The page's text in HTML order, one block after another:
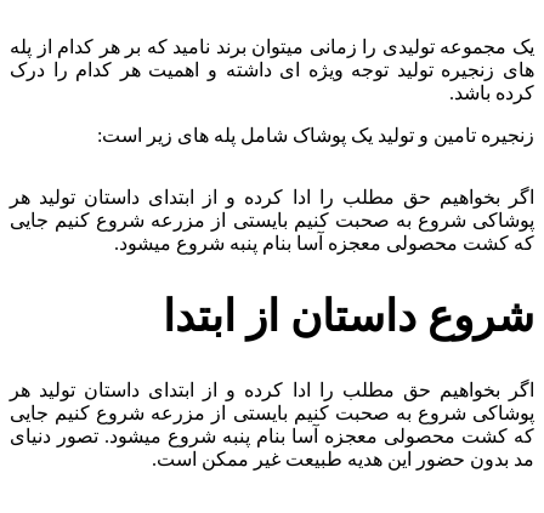
یک مجموعه تولیدی را زمانی میتوان برند نامید که بر هر کدام از پله
های زنجیره تولید توجه ویژه ای داشته و اهمیت هر کدام را درک
کرده باشد.
زنجیره تامین و تولید یک پوشاک شامل پله های زیر است:
اگر بخواهیم حق مطلب را ادا کرده و از ابتدای داستان تولید هر
پوشاکی شروع به صحبت کنیم بایستی از مزرعه شروع کنیم جایی
که کشت محصولی معجزه آسا بنام پنبه شروع میشود.
شروع داستان از ابتدا
اگر بخواهیم حق مطلب را ادا کرده و از ابتدای داستان تولید هر
پوشاکی شروع به صحبت کنیم بایستی از مزرعه شروع کنیم جایی
که کشت محصولی معجزه آسا بنام پنبه شروع میشود. تصور دنیای
مد بدون حضور این هدیه طبیعت غیر ممکن است.